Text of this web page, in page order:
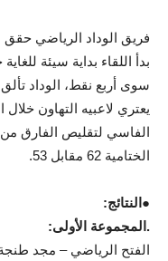
فريق الوداد الرياضي حقق
بدأ اللقاء بداية سيئة
سوى أربع نقط، الوداد تألق
يعتري لاعبيه التهاون
الختامية 62 مقابل 53.
●النتائج:
.المجموعة الأولى:
الفتح الرياضي – مجد